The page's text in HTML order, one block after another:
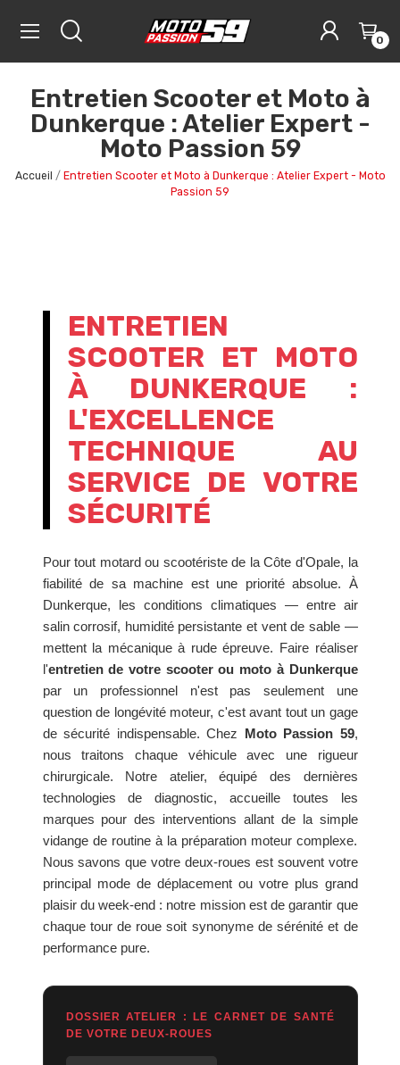
0
Entretien Scooter et Moto à
Dunkerque : Atelier Expert -
Moto Passion 59
Accueil
Entretien Scooter et Moto à Dunkerque : Atelier Expert - Moto
Passion 59
ENTRETIEN
SCOOTER ET MOTO
À DUNKERQUE :
L'EXCELLENCE
TECHNIQUE AU
SERVICE DE VOTRE
SÉCURITÉ
Pour tout motard ou scootériste de la Côte d'Opale, la
fiabilité de sa machine est une priorité absolue. À
Dunkerque, les conditions climatiques — entre air
salin corrosif, humidité persistante et vent de sable —
mettent la mécanique à rude épreuve. Faire réaliser
l'entretien de votre scooter ou moto à Dunkerque
par un professionnel n'est pas seulement une
question de longévité moteur, c'est avant tout un gage
de sécurité indispensable. Chez Moto Passion 59,
nous traitons chaque véhicule avec une rigueur
chirurgicale. Notre atelier, équipé des dernières
technologies de diagnostic, accueille toutes les
marques pour des interventions allant de la simple
vidange de routine à la préparation moteur complexe.
Nous savons que votre deux-roues est souvent votre
principal mode de déplacement ou votre plus grand
plaisir du week-end : notre mission est de garantir que
chaque tour de roue soit synonyme de sérénité et de
performance pure.
DOSSIER ATELIER : LE CARNET DE SANTÉ
DE VOTRE DEUX-ROUES